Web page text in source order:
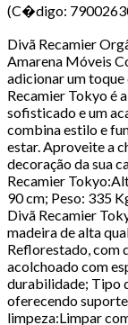
(C�digo:
Divã Recamier
Amarena Móveis
adicionar um toque
Recamier Tokyo é
sofisticado e um
combina estilo e
estar. Aproveite a
decoração da sua
Recamier
90 cm; Peso: 335
Divã Recamier
madeira de alta
Reflorestado, com
acolchoado com
durabilidade; Tipo
oferecendo
limpeza:Limpar